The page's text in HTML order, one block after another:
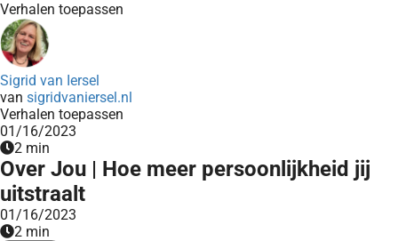
Verhalen toepassen
Sigrid van Iersel
van sigridvaniersel.nl
Verhalen toepassen
01/16/2023
2 min
Over Jou | Hoe meer persoonlijkheid jij
uitstraalt
01/16/2023
2 min